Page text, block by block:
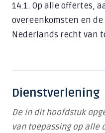
14.1. Op alle offertes,
overeenkomsten en
Nederlands recht van
Dienstverlening
De in dit hoofdstuk
van toepassing op alle